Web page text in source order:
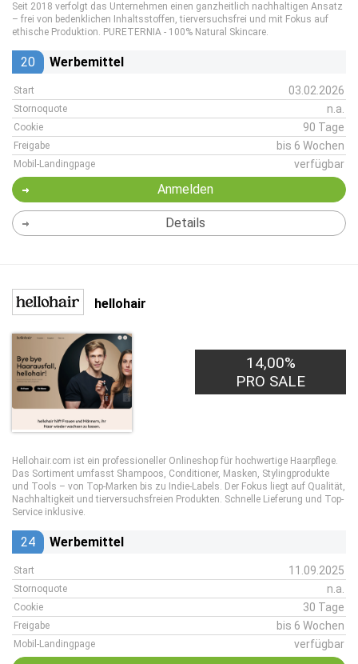
Seit 2018 verfolgt das Unternehmen einen ganzheitlich nachhaltigen Ansatz
– frei von bedenklichen Inhaltsstoffen, tierversuchsfrei und mit Fokus auf
ethische Produktion. PURETERNIA - 100% Natural Skincare.
20 Werbemittel
Start 03.02.2026
Stornoquote n.a.
Cookie 90 Tage
Freigabe bis 6 Wochen
Mobil-Landingpage verfügbar
Anmelden
Details
hellohair
14,00%
PRO SALE
Hellohair.com ist ein professioneller Onlineshop für hochwertige Haarpflege.
Das Sortiment umfasst Shampoos, Conditioner, Masken, Stylingprodukte
und Tools – von Top-Marken bis zu Indie-Labels. Der Fokus liegt auf Qualität,
Nachhaltigkeit und tierversuchsfreien Produkten. Schnelle Lieferung und Top-
Service inklusive.
24 Werbemittel
Start 11.09.2025
Stornoquote n.a.
Cookie 30 Tage
Freigabe bis 6 Wochen
Mobil-Landingpage verfügbar